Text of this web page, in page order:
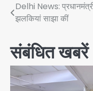
Post
navigation
Delhi News: प्रधानमंत्री
झलकियां साझा कीं
संबंधित खबरें